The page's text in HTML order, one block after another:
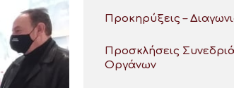
Προκηρύξεις –
Προσκλήσεις
Οργάνων